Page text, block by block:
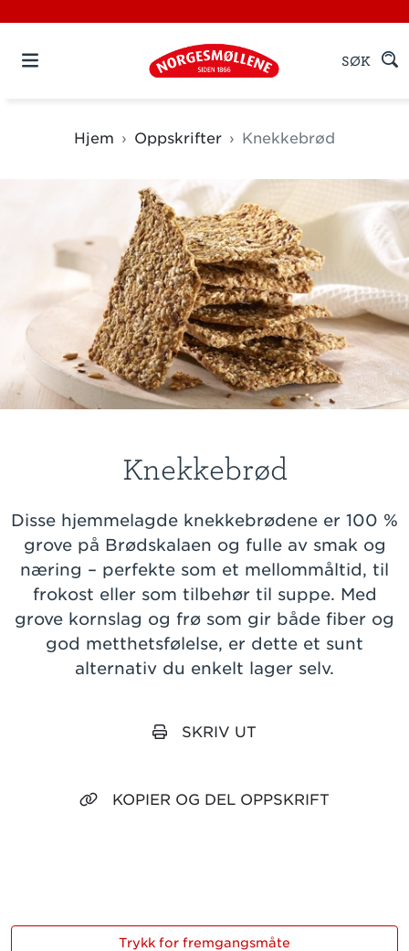
SØK
Hjem Oppskrifter Knekkebrød
Knekkebrød
Disse hjemmelagde knekkebrødene er 100 %
grove på Brødskalaen og fulle av smak og
næring – perfekte som et mellommåltid, til
frokost eller som tilbehør til suppe. Med
grove kornslag og frø som gir både fiber og
god metthetsfølelse, er dette et sunt
alternativ du enkelt lager selv.
SKRIV UT
KOPIER OG DEL OPPSKRIFT
Trykk for fremgangsmåte